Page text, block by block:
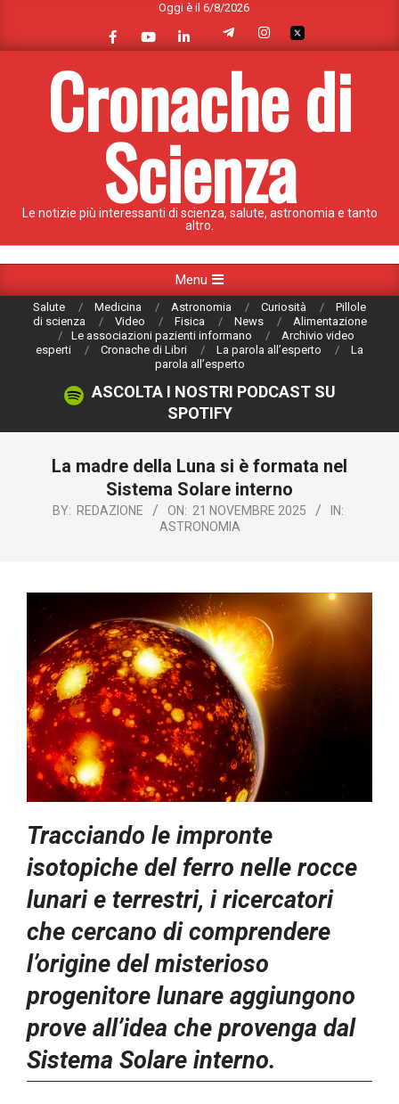
content
Oggi è il 6/8/2026
Cronache di
Scienza
Le notizie più interessanti di scienza, salute, astronomia e tanto
altro.
Navigation
Menu
Salute Medicina Astronomia Curiosità
Pillole
di scienza
Video Fisica News
Alimentazione
Le associazioni pazienti informano
Archivio video
esperti
Cronache di Libri La parola all’esperto
La
parola all’esperto
ASCOLTA I NOSTRI PODCAST SU
SPOTIFY
La madre della Luna si è formata nel
Sistema Solare interno
BY: REDAZIONE ON: 21 NOVEMBRE 2025
IN:
ASTRONOMIA
Tracciando le impronte
isotopiche del ferro nelle rocce
lunari e terrestri, i ricercatori
che cercano di comprendere
l’origine del misterioso
progenitore lunare aggiungono
prove all’idea che provenga dal
Sistema Solare interno.